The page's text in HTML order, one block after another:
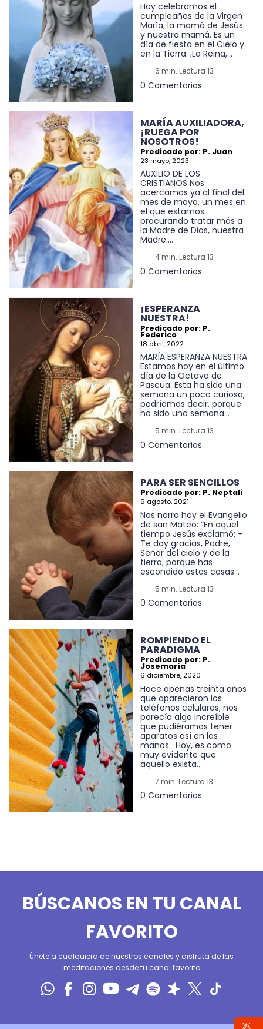
Hoy celebramos el
cumpleaños de la Virgen
María, la mamá de Jesús
y nuestra mamá. Es un
día de fiesta en el Cielo y
en la Tierra. ¡La Reina,...
6 min. Lectura 13
0 Comentarios
MARÍA AUXILIADORA,
¡RUEGA POR
NOSOTROS!
Predicado por: P. Juan
23 mayo, 2023
AUXILIO DE LOS
CRISTIANOS Nos
acercamos ya al final del
mes de mayo, un mes en
el que estamos
procurando tratar más a
la Madre de Dios, nuestra
Madre....
4 min. Lectura 13
0 Comentarios
¡ESPERANZA
NUESTRA!
Predicado por: P.
Federico
18 abril, 2022
MARÍA ESPERANZA NUESTRA
Estamos hoy en el último
día de la Octava de
Pascua. Esta ha sido una
semana un poco curiosa,
podríamos decir, porque
ha sido una semana...
5 min. Lectura 13
0 Comentarios
PARA SER SENCILLOS
Predicado por: P. Neptalí
9 agosto, 2021
Nos narra hoy el Evangelio
de san Mateo: “En aquel
tiempo Jesús exclamó: -
Te doy gracias, Padre,
Señor del cielo y de la
tierra, porque has
escondido estas cosas...
5 min. Lectura 13
0 Comentarios
ROMPIENDO EL
PARADIGMA
Predicado por: P.
Josemaría
6 diciembre, 2020
Hace apenas treinta años
que aparecieron los
teléfonos celulares, nos
parecía algo increíble
que pudiéramos tener
aparatos así en las
manos. Hoy, es como
muy evidente que
aquello exista...
7 min. Lectura 13
0 Comentarios
BÚSCANOS EN TU CANAL
FAVORITO
Únete a cualquiera de nuestros canales y disfruta de las
meditaciones desde tu canal favorito